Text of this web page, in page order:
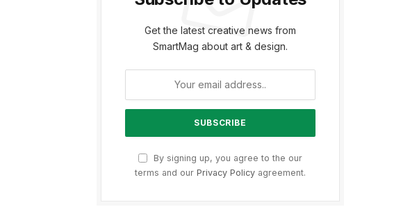
Get the latest creative news from
SmartMag about art & design.
By signing up, you agree to the our
terms and our Privacy Policy agreement.